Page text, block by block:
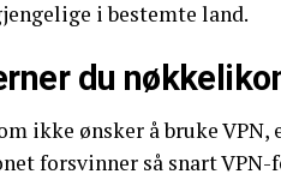
i bestemte land.
du
ikke ønsker å bruke VPN,
forsvinner så snart VPN-